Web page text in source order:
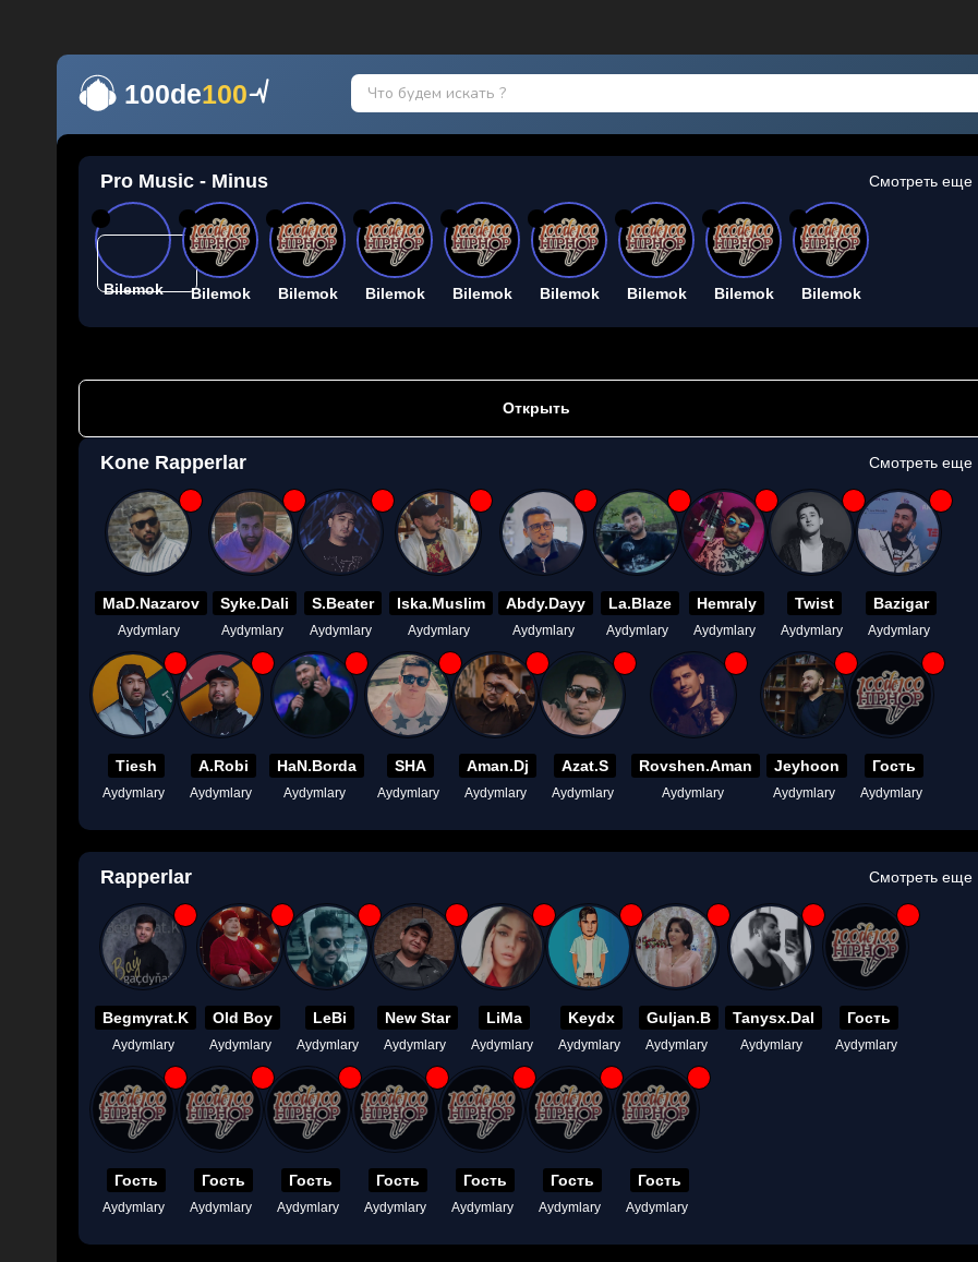
100de100
Pro Music - Minus Смотреть еще
Bilemok Bilemok Bilemok Bilemok Bilemok Bilemok Bilemok Bilemok Bilemok
Открыть
Kone Rapperlar Смотреть еще
MaD.Nazarov
Aydymlary
Syke.Dali
Aydymlary
S.Beater
Aydymlary
Iska.Muslim
Aydymlary
Abdy.Dayy
Aydymlary
La.Blaze
Aydymlary
Hemraly
Aydymlary
Twist
Aydymlary
Bazigar
Aydymlary
Tiesh
Aydymlary
A.Robi
Aydymlary
HaN.Borda
Aydymlary
SHA
Aydymlary
Aman.Dj
Aydymlary
Azat.S
Aydymlary
Rovshen.Aman
Aydymlary
Jeyhoon
Aydymlary
Гость
Aydymlary
Rapperlar Смотреть еще
Begmyrat.K
Aydymlary
Old Boy
Aydymlary
LeBi
Aydymlary
New Star
Aydymlary
LiMa
Aydymlary
Keydx
Aydymlary
Guljan.B
Aydymlary
Tanysx.Dal
Aydymlary
Гость
Aydymlary
Гость
Aydymlary
Гость
Aydymlary
Гость
Aydymlary
Гость
Aydymlary
Гость
Aydymlary
Гость
Aydymlary
Гость
Aydymlary